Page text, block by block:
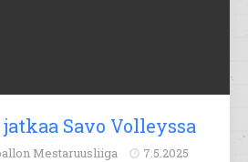
Savo Volleyssa
Mestaruusliiga 7.5.2025